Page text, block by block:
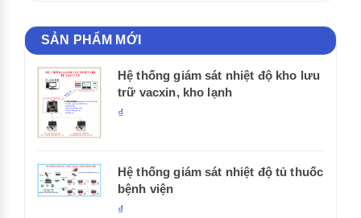
SẢN PHẨM MỚI
Hệ thống giám sát nhiệt độ kho lưu
trữ vacxin, kho lạnh
₫
Hệ thống giám sát nhiệt độ tủ thuốc
bệnh viện
₫